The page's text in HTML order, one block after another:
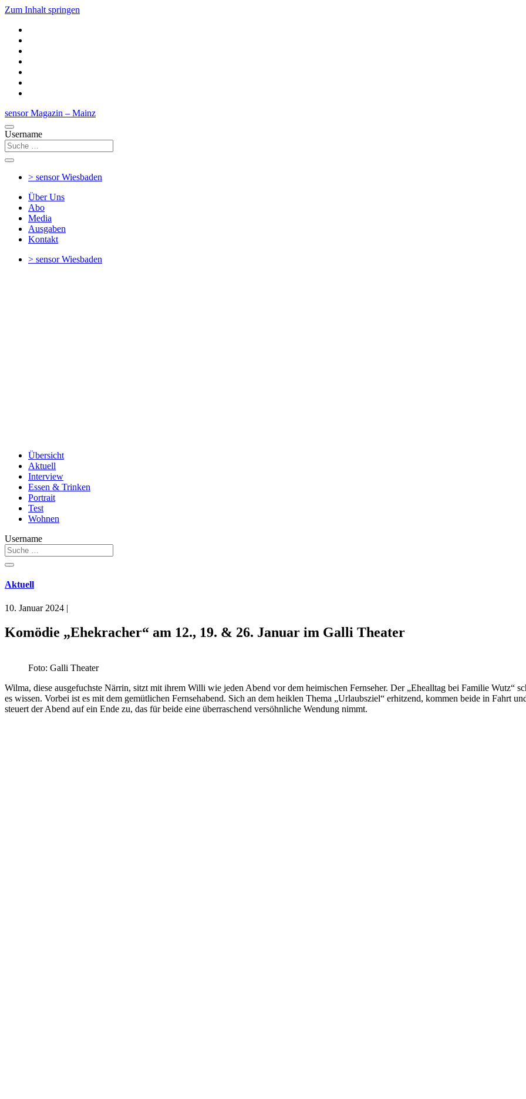
Zum Inhalt springen
sensor Magazin – Mainz
Username
> sensorWiesbaden
Über Uns
Abo
Media
Ausgaben
Kontakt
> sensorWiesbaden
Übersicht
Aktuell
Interview
Essen & Trinken
Portrait
Test
Wohnen
Username
Aktuell
10. Januar 2024 |
Komödie „Ehekracher“ am 12., 19. & 26. Januar im Galli Theater
Foto: Galli Theater
Wilma, diese ausgefuchste Närrin, sitzt mit ihrem Willi wie jeden Abend vor dem heimischen Fernseher. Der „Ehealltag bei Familie Wutz“
es wissen. Vorbei ist es mit dem gemütlichen Fernsehabend. Sich an dem heiklen Thema „Urlaubsziel“ erhitzend, kommen beide in Fahrt
steuert der Abend auf ein Ende zu, das für beide eine überraschend versöhnliche Wendung nimmt.